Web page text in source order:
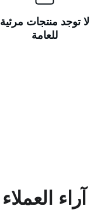
لا توجد منتجات مرئية
للعامة
آراء العملاء